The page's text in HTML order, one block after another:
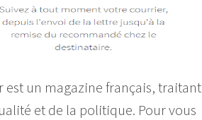
est un magazine français, traitant
et de la politique. Pour vous